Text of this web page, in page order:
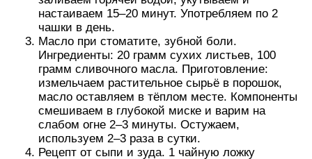
настаиваем 15–20 минут. Употребляем по 2
чашки в день.
Масло при стоматите, зубной боли.
Ингредиенты: 20 грамм сухих листьев, 100
грамм сливочного масла. Приготовление:
измельчаем растительное сырьё в порошок,
масло оставляем в тёплом месте. Компоненты
смешиваем в глубокой миске и варим на
слабом огне 2–3 минуты. Остужаем,
используем 2–3 раза в сутки.
Рецепт от сыпи и зуда. 1 чайную ложку